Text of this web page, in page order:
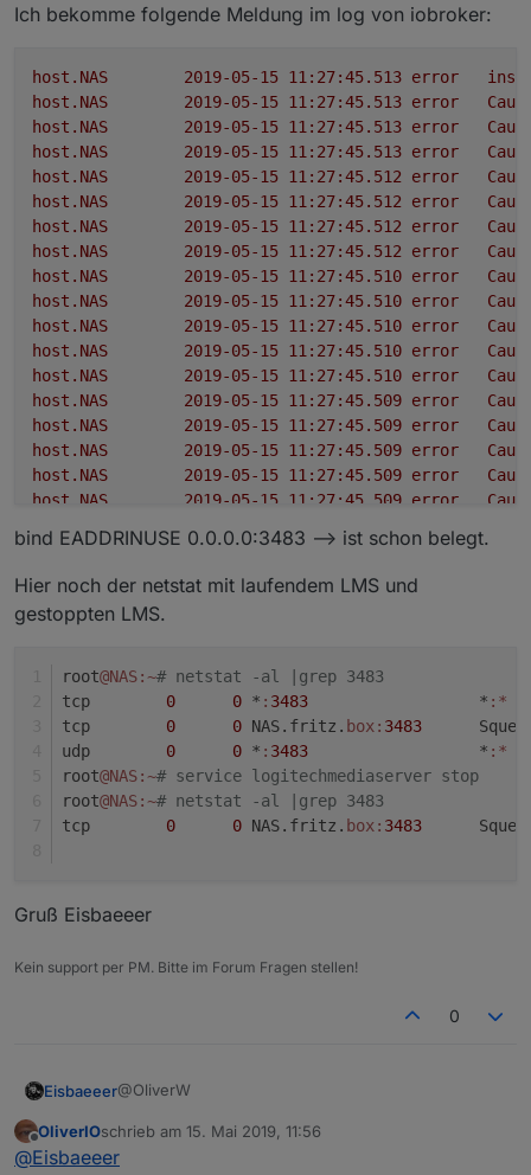
Ich bekomme folgende Meldung im log von iobroker:
host.NAS error
host.NAS
error
host.NAS
error
host.NAS
error
host.NAS
error
host.NAS
error
host.NAS
error
host.NAS
error
host.NAS
error
host.NAS
error
host.NAS
error
host.NAS
error
host.NAS
error
host.NAS
error
host.NAS
error
host.NAS
error
host.NAS
error
host.NAS
error
host.NAS
2019-05-15 11:27:45.508 error
host.NAS
error
bind EADDRINUSE 0.0.0.0:3483 --> ist schon belegt.
Hier noch der netstat mit laufendem LMS und
gestoppten LMS.
root@NAS:~# netstat -al |grep 3483
tcp 0 0 * : 3483
                  *
:*
tcp 0 0 NAS.fritz. box: 3483
udp 0 0 * : 3483
                  *
:*
root@NAS:~# service logitechmediaserver stop
root@NAS:~# netstat -al |grep 3483
tcp 0 0 NAS.fritz. box: 3483
Gruß Eisbaeeer
Kein support per PM. Bitte im Forum Fragen stellen!
0
Eisbaeeer@OliverW
@OliverW sagte inNeuer Adapter SqueezeboxRPC
Offline
OliverIOschrieb am 15. Mai 2019, 11:56
zuletzt editiert von
@Eisbaeeer